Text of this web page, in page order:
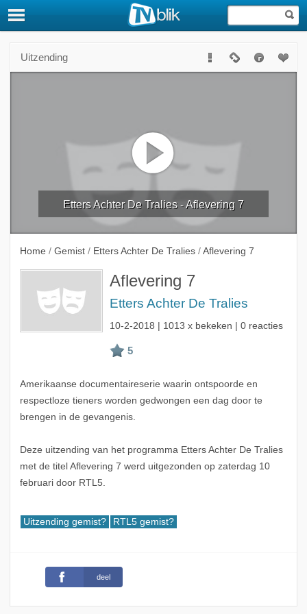
Uitzending
Etters Achter De Tralies - Aflevering 7
Home / Gemist / Etters Achter De Tralies / Aflevering 7
Aflevering 7
Etters Achter De Tralies
10-2-2018 | 1013 x bekeken | 0 reacties
Amerikaanse documentaireserie waarin ontspoorde en
respectloze tieners worden gedwongen een dag door te
brengen in de gevangenis.
Deze uitzending van het programma Etters Achter De Tralies
met de titel Aflevering 7 werd uitgezonden op zaterdag 10
februari door RTL5.
Uitzending gemist? RTL5 gemist?
deel